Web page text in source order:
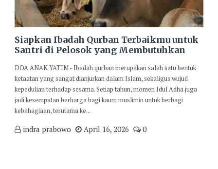
Siapkan Ibadah Qurban Terbaikmu untuk
Santri di Pelosok yang Membutuhkan
DOA ANAK YATIM - Ibadah qurban merupakan salah satu bentuk
ketaatan yang sangat dianjurkan dalam Islam, sekaligus wujud
kepedulian terhadap sesama. Setiap tahun, momen Idul Adha juga
jadi kesempatan berharga bagi kaum muslimin untuk berbagi
kebahagiaan, terutama ke...
indra prabowo April 16, 2026 0